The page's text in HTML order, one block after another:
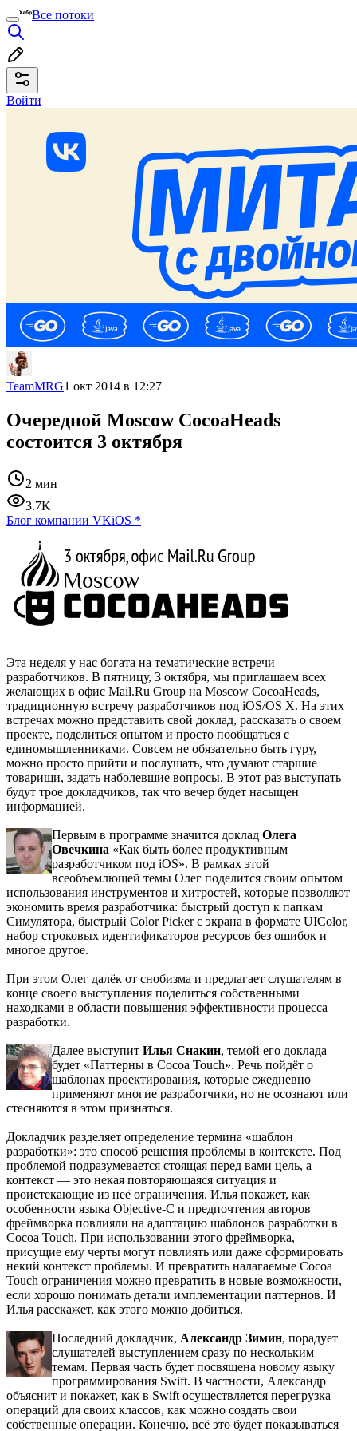
Все потоки
Войти
TeamMRG1 окт 2014 в 12:27
Очередной Moscow CocoaHeads
состоится 3 октября
2 мин
3.7K
Блог компании VKiOS *
Эта неделя у нас богата на тематические встречи
разработчиков. В пятницу, 3 октября, мы приглашаем всех
желающих в офис Mail.Ru Group на Moscow CocoaHeads,
традиционную встречу разработчиков под iOS/OS X. На этих
встречах можно представить свой доклад, рассказать о своем
проекте, поделиться опытом и просто пообщаться с
единомышленниками. Совсем не обязательно быть гуру,
можно просто прийти и послушать, что думают старшие
товарищи, задать наболевшие вопросы. В этот раз выступать
будут трое докладчиков, так что вечер будет насыщен
информацией.
Первым в программе значится докладОлега
Овечкина «Как быть более продуктивным
разработчиком под iOS». В рамках этой
всеобъемлющей темы Олег поделится своим опытом
использования инструментов и хитростей, которые позволяют
экономить время разработчика: быстрый доступ к папкам
Симулятора, быстрый Color Picker с экрана в формате UIColor,
набор строковых идентификаторов ресурсов без ошибок и
многое другое.
При этом Олег далёк от снобизма и предлагает слушателям в
конце своего выступления поделиться собственными
находками в области повышения эффективности процесса
разработки.
Далее выступитИлья Снакин, темой его доклада
будет «Паттерны в Cocoa Touch». Речь пойдёт о
шаблонах проектирования, которые ежедневно
применяют многие разработчики, но не осознают или
стесняются в этом признаться.
Докладчик разделяет определение термина «шаблон
разработки»: это способ решения проблемы в контексте. Под
проблемой подразумевается стоящая перед вами цель, а
контекст — это некая повторяющаяся ситуация и
проистекающие из неё ограничения. Илья покажет, как
особенности языка Objective-C и предпочтения авторов
фреймворка повлияли на адаптацию шаблонов разработки в
Cocoa Touch. При использовании этого фреймворка,
присущие ему черты могут повлиять или даже сформировать
некий контекст проблемы. И превратить налагаемые Cocoa
Touch ограничения можно превратить в новые возможности,
если хорошо понимать детали имплементации паттернов. И
Илья расскажет, как этого можно добиться.
Последний докладчик, Александр Зимин, порадует
слушателей выступлением сразу по нескольким
темам. Первая часть будет посвящена новому языку
программирования Swift. В частности, Александр
объяснит и покажет, как в Swift осуществляется перегрузка
операций для своих классов, как можно создать свои
собственные операции. Конечно, всё это будет показываться